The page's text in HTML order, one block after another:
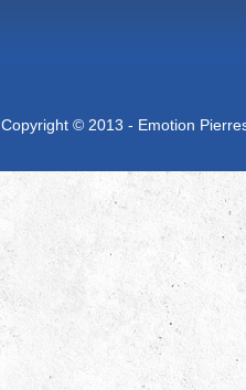
Copyright © 2013 - Emotion